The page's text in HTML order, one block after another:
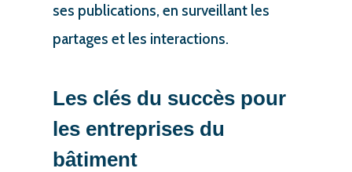
ses publications, en surveillant les
partages et les interactions.
Les clés du succès pour
les entreprises du
bâtiment